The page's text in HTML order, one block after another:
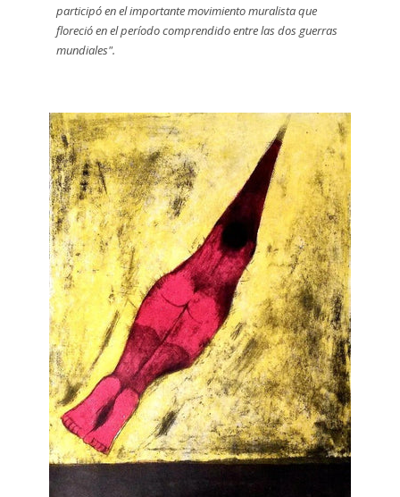
participó en el importante movimiento muralista que
floreció en el período comprendido entre las dos guerras
mundiales".